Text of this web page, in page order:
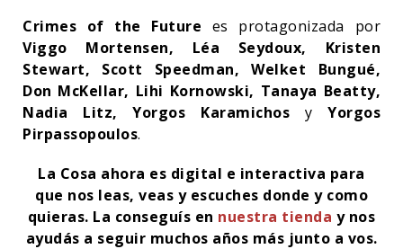
Crimes of the Future es protagonizada por
Viggo Mortensen, Léa Seydoux, Kristen
Stewart, Scott Speedman, Welket Bungué,
Don McKellar, Lihi Kornowski, Tanaya Beatty,
Nadia Litz, Yorgos Karamichos y Yorgos
Pirpassopoulos.
La Cosa ahora es digital e interactiva para
que nos leas, veas y escuches donde y como
quieras. La conseguís en nuestra tienda y nos
ayudás a seguir muchos años más junto a vos.